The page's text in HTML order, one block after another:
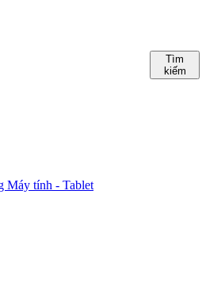
Tìm
kiếm
Máy tính - Tablet